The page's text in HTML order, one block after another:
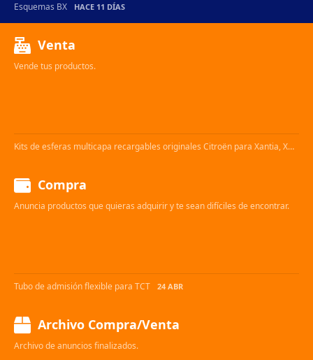
Esquemas BX HACE 11 DÍAS
Venta
Vende tus productos.
Kits de esferas multicapa recargables originales Citroën para Xantia, XM y BX.
Compra
Anuncia productos que quieras adquirir y te sean difíciles de encontrar.
Tubo de admisión flexible para TCT 24 ABR
Archivo Compra/Venta
Archivo de anuncios finalizados.